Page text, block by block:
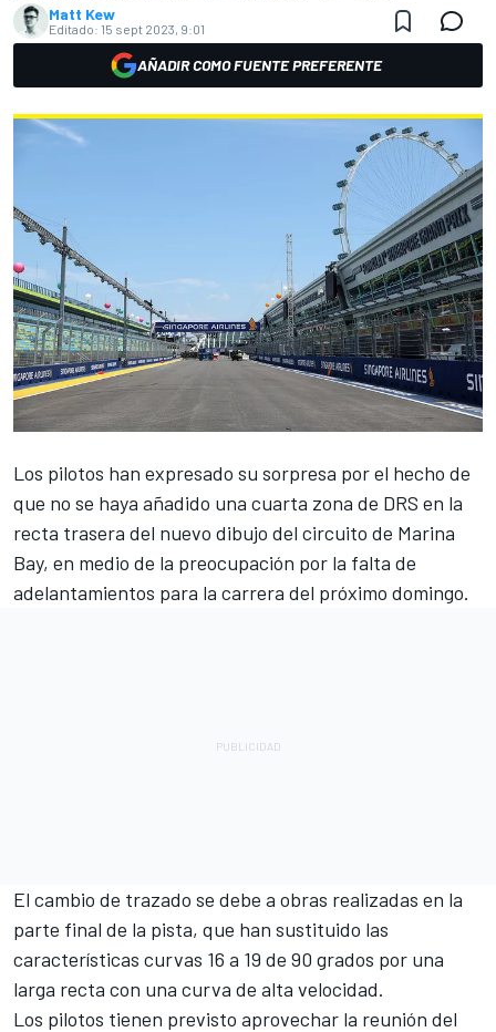
Matt Kew
Editado: 15 sept 2023, 9:01
AÑADIR COMO FUENTE PREFERENTE
Los pilotos han expresado su sorpresa por el hecho de
que no se haya añadido una cuarta zona de DRS en la
recta trasera del nuevo dibujo del circuito de Marina
Bay, en medio de la preocupación por la falta de
adelantamientos para la carrera del próximo domingo.
El cambio de trazado se debe a obras realizadas en la
parte final de la pista, que han sustituido las
características curvas 16 a 19 de 90 grados por una
larga recta con una curva de alta velocidad.
Los pilotos tienen previsto aprovechar la reunión del